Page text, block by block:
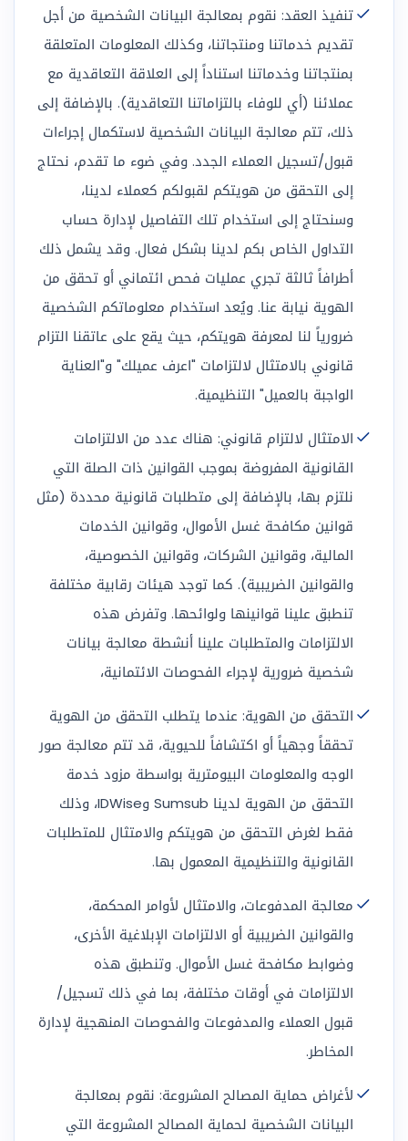
تنفيذ العقد: نقوم بمعالجة البيانات الشخصية من أجل
تقديم خدماتنا ومنتجاتنا، وكذلك المعلومات المتعلقة
بمنتجاتنا وخدماتنا استناداً إلى العلاقة التعاقدية مع
عملائنا (أي للوفاء بالتزاماتنا التعاقدية). بالإضافة إلى
ذلك، تتم معالجة البيانات الشخصية لاستكمال إجراءات
قبول/تسجيل العملاء الجدد. وفي ضوء ما تقدم، نحتاج
إلى التحقق من هويتكم لقبولكم كعملاء لدينا،
وسنحتاج إلى استخدام تلك التفاصيل لإدارة حساب
التداول الخاص بكم لدينا بشكل فعال. وقد يشمل ذلك
أطرافاً ثالثة تجري عمليات فحص ائتماني أو تحقق من
الهوية نيابة عنا. ويُعد استخدام معلوماتكم الشخصية
ضرورياً لنا لمعرفة هويتكم، حيث يقع على عاتقنا التزام
قانوني بالامتثال لالتزامات "اعرف عميلك" و"العناية
الواجبة بالعميل" التنظيمية.
الامتثال لالتزام قانوني: هناك عدد من الالتزامات
القانونية المفروضة بموجب القوانين ذات الصلة التي
نلتزم بها، بالإضافة إلى متطلبات قانونية محددة (مثل
قوانين مكافحة غسل الأموال، وقوانين الخدمات
المالية، وقوانين الشركات، وقوانين الخصوصية،
والقوانين الضريبية). كما توجد هيئات رقابية مختلفة
تنطبق علينا قوانينها ولوائحها. وتفرض هذه
الالتزامات والمتطلبات علينا أنشطة معالجة بيانات
شخصية ضرورية لإجراء الفحوصات الائتمانية،
التحقق من الهوية: عندما يتطلب التحقق من الهوية
تحققاً وجهياً أو اكتشافاً للحيوية، قد تتم معالجة صور
الوجه والمعلومات البيومترية بواسطة مزود خدمة
التحقق من الهوية لدينا Sumsub وIDWise، وذلك
فقط لغرض التحقق من هويتكم والامتثال للمتطلبات
القانونية والتنظيمية المعمول بها.
معالجة المدفوعات، والامتثال لأوامر المحكمة،
والقوانين الضريبية أو الالتزامات الإبلاغية الأخرى،
وضوابط مكافحة غسل الأموال. وتنطبق هذه
الالتزامات في أوقات مختلفة، بما في ذلك تسجيل/
قبول العملاء والمدفوعات والفحوصات المنهجية لإدارة
المخاطر.
لأغراض حماية المصالح المشروعة: نقوم بمعالجة
البيانات الشخصية لحماية المصالح المشروعة التي